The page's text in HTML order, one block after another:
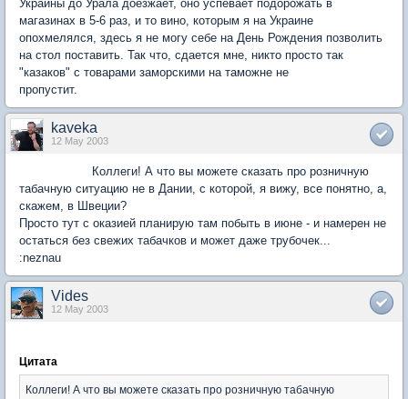
Украины до Урала доезжает, оно успевает подорожать в
магазинах в 5-6 раз, и то вино, которым я на Украине
опохмелялся, здесь я не могу себе на День Рождения позволить
на стол поставить. Так что, сдается мне, никто просто так
"казаков" с товарами заморскими на таможне не
пропустит.
kaveka
12 May 2003
Коллеги! А что вы можете сказать про розничную
табачную ситуацию не в Дании, с которой, я вижу, все понятно, а,
скажем, в Швеции?
Просто тут с оказией планирую там побыть в июне - и намерен не
остаться без свежих табачков и может даже трубочек...
:neznau
Vides
12 May 2003
Цитата
Коллеги! А что вы можете сказать про розничную табачную